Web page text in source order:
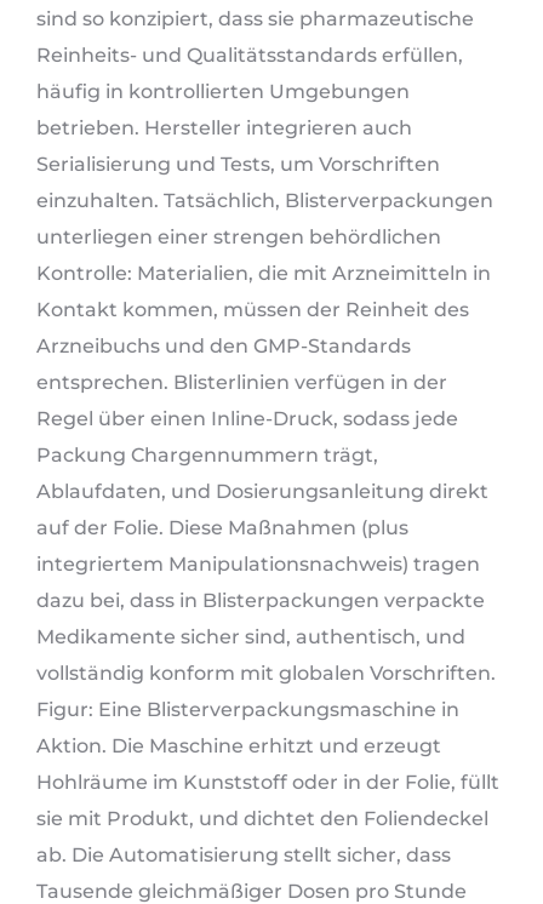
sind so konzipiert, dass sie pharmazeutische
Reinheits- und Qualitätsstandards erfüllen,
häufig in kontrollierten Umgebungen
betrieben. Hersteller integrieren auch
Serialisierung und Tests, um Vorschriften
einzuhalten. Tatsächlich, Blisterverpackungen
unterliegen einer strengen behördlichen
Kontrolle: Materialien, die mit Arzneimitteln in
Kontakt kommen, müssen der Reinheit des
Arzneibuchs und den GMP-Standards
entsprechen. Blisterlinien verfügen in der
Regel über einen Inline-Druck, sodass jede
Packung Chargennummern trägt,
Ablaufdaten, und Dosierungsanleitung direkt
auf der Folie. Diese Maßnahmen (plus
integriertem Manipulationsnachweis) tragen
dazu bei, dass in Blisterpackungen verpackte
Medikamente sicher sind, authentisch, und
vollständig konform mit globalen Vorschriften.
Figur: Eine Blisterverpackungsmaschine in
Aktion. Die Maschine erhitzt und erzeugt
Hohlräume im Kunststoff oder in der Folie, füllt
sie mit Produkt, und dichtet den Foliendeckel
ab. Die Automatisierung stellt sicher, dass
Tausende gleichmäßiger Dosen pro Stunde